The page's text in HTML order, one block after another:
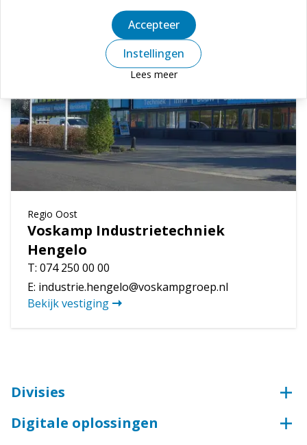
Regio Oost
Voskamp Industrietechniek
Hengelo
T: 074 250 00 00
E: industrie.hengelo@voskampgroep.nl
Bekijk vestiging
Divisies
Beveiligingstechniek
Digitale oplossingen
Accepteer
Instellingen
Lees meer